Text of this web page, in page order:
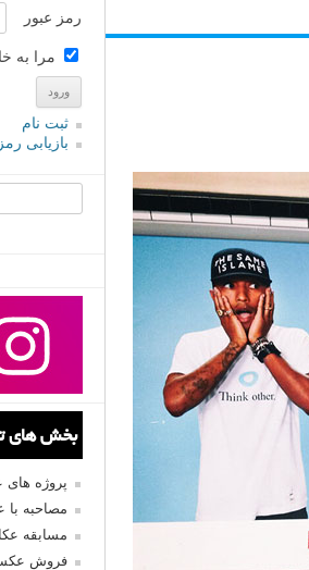
رمز عبور
مرا به
ثبت نام
بازیابی
بخش های
پروژه
مصاحبه با
مسابقه
فروش